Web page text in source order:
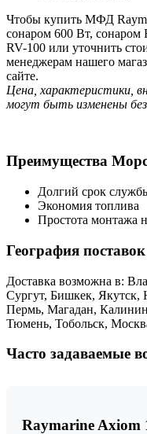
Чтобы купить МФД
сонаром 600 Вт,
RV-100 или уточнить
менеджерам нашего
сайте.
Цена, характеристики,
могут быть изменены без
Преимущества
Долгий срок
Экономия топлива
Простота монтажа
География поставок
Доставка возможна в:
Сургут, Бишкек,
Пермь, Магадан,
Тюмень, Тобольск,
Часто задаваемые
Raymarine Axiom